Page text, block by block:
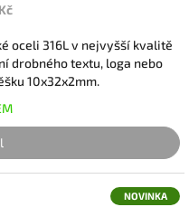
oceli 316L v nejvyšší kvalitě
drobného textu, loga nebo
10x32x2mm.
NOVINKA